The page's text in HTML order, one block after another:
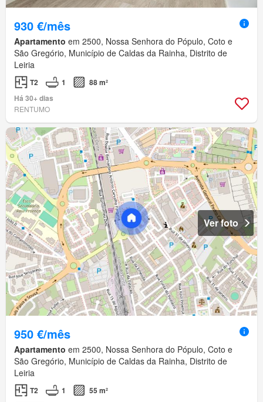
930 €/mês
Apartamento em 2500, Nossa Senhora do Pópulo, Coto e
São Gregório, Município de Caldas da Rainha, Distrito de
Leiria
T2 1
88 m²
Há 30+ dias
RENTUMO
Ver foto
950 €/mês
Apartamento em 2500, Nossa Senhora do Pópulo, Coto e
São Gregório, Município de Caldas da Rainha, Distrito de
Leiria
T2 1 55 m²